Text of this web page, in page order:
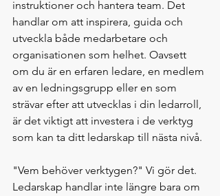
instruktioner och hantera team. Det
handlar om att inspirera, guida och
utveckla både medarbetare och
organisationen som helhet. Oavsett
om du är en erfaren ledare, en medlem
av en ledningsgrupp eller en som
strävar efter att utvecklas i din ledarroll,
är det viktigt att investera i de verktyg
som kan ta ditt ledarskap till nästa nivå.
"Vem behöver verktygen?" Vi gör det.
Ledarskap handlar inte längre bara om